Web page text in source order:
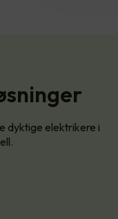
dyktige elektrikere i